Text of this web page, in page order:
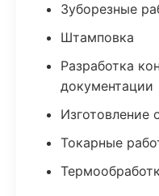
Зуборезные
Штамповка
Разработка
документации
Изготовление
Токарные